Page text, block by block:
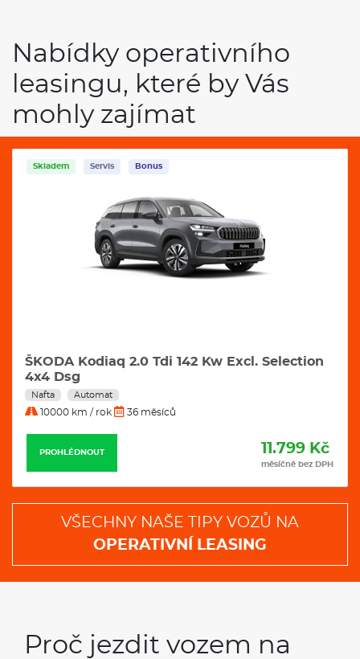
Nabídky operativního
leasingu, které by Vás
mohly zajímat
Servis Bonus
VW Tayron 2,0 Tdi 142 kW 4motion R-Line
DSG automat
Nafta Automat
10000 km / rok 36 měsíců
PROHLÉDNOUT 11.989 Kč
měsíčně bez DPH
VŠECHNY NAŠE TIPY VOZŮ NA
OPERATIVNÍ LEASING
Proč jezdit vozem na